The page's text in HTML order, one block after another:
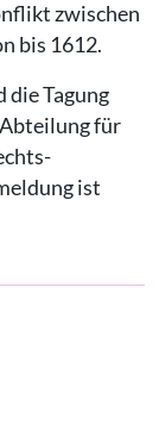
zwischen
bis 1612.
die Tagung
für
ist